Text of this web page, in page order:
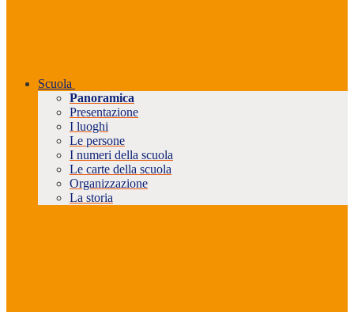
Scuola
Panoramica
Presentazione
I luoghi
Le persone
I numeri della scuola
Le carte della scuola
Organizzazione
La storia